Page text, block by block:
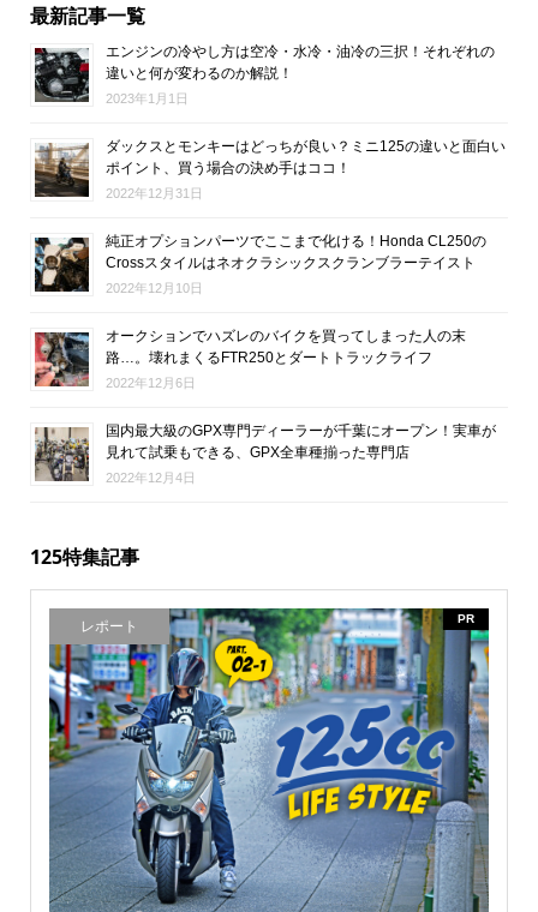
最新記事一覧
エンジンの冷やし方は空冷・水冷・油冷の三択！それぞれの
違いと何が変わるのか解説！
2023年1月1日
ダックスとモンキーはどっちが良い？ミニ125の違いと面白い
ポイント、買う場合の決め手はココ！
2022年12月31日
純正オプションパーツでここまで化ける！Honda CL250の
Crossスタイルはネオクラシックスクランブラーテイスト
2022年12月10日
オークションでハズレのバイクを買ってしまった人の末
路…。壊れまくるFTR250とダートトラックライフ
2022年12月6日
国内最大級のGPX専門ディーラーが千葉にオープン！実車が
見れて試乗もできる、GPX全車種揃った専門店
2022年12月4日
125特集記事
レポート PR